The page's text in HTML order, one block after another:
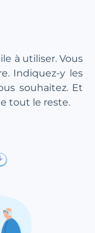
à utiliser. Vous
Indiquez-y les
souhaitez. Et
tout le reste.